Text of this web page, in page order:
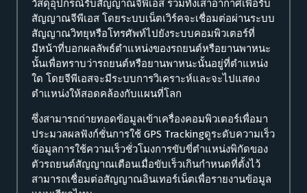
วัสดุอุปกรณ์รับสัญญาณจีพีเอส รวมทั้งเสาอากาศเพื่อรับ
สัญญาณจีพีเอส โดยระบบเน็ตเวิร์คจะเชื่อมต่อผ่านระบบ
สัญญาณวิทยุหรือโทรศัพท์ไปยังระบบคอมพิวเตอร์ที่
มีหน้าที่บอกผลลัพธ์ตำแหน่งของรถยนต์หรือยานพาหนะ
นั้นเพื่อทราบว่ารถยนต์หรือยานพาหนะนั้นอยู่ที่ตำแหน่ง
ใด โดยจีพีเอสจะมีระบบการวิเคราะห์และจะไปแสดง
ตำแหน่งให้สอดคล้องกับแผนที่โลก
ซึ่งสามารถถ่ายทอดข้อมูลเข้าเครื่องคอมพิวเตอร์เพื่อมา
ประมวลผลฟังก์ชั่นการใช้ GPS Trackingดูระดับความเร็ว
ข้อมูลการใช้ความเร็วชั่วโมงการขับขี่ตำแหน่งพิกัดของ
ตัวรถยนต์สัญญาณเตือนเมื่อขับเร็วเกินกำหนดที่ตั้งไว้
สามารถเชื่อมต่อสัญญาณอินเทอร์เน็ตเพื่อรายงานข้อมูล